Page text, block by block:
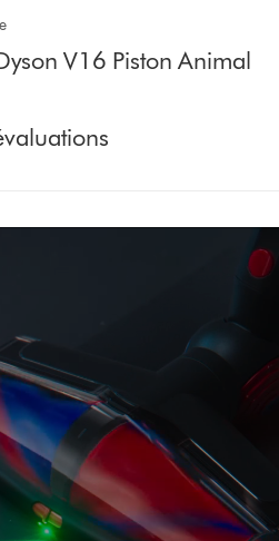
V16 Piston Animal
Ouvrir
la
transcription
de
la
vidéo